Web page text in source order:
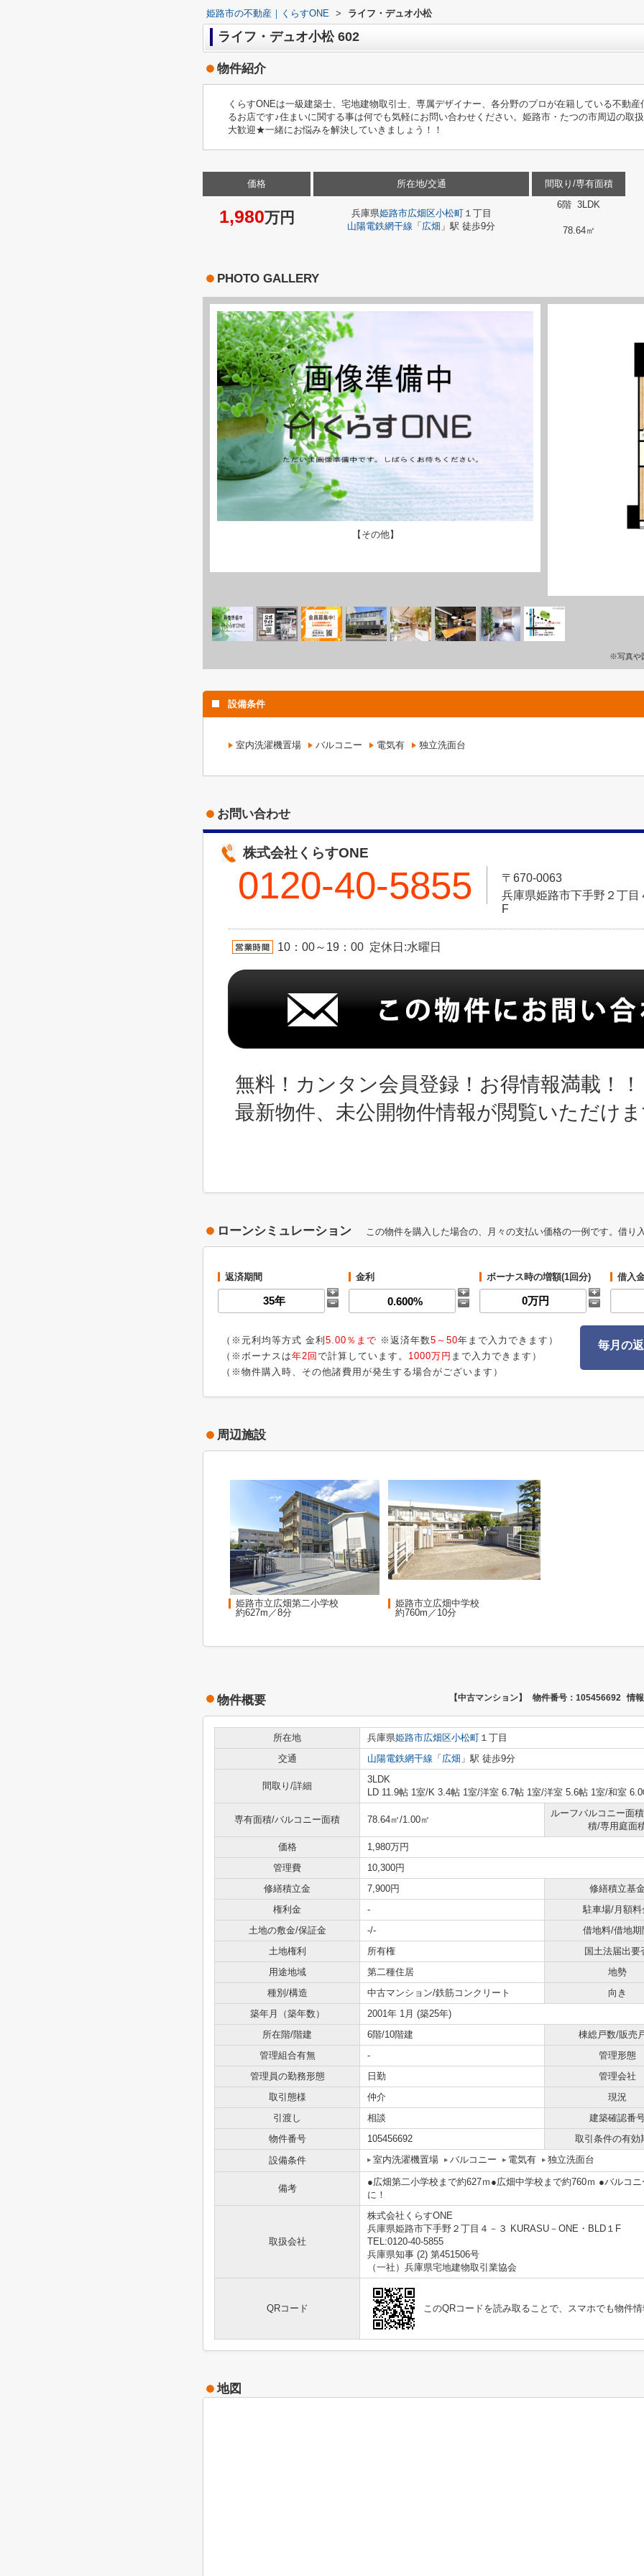
姫路市の不動産｜くらすONE > ライフ・デュオ小松
ライフ・デュオ小松 602
物件紹介
くらすONEは一級建築士、宅地建物取引士、専属デザイナー、各分野のプロが在籍している不動
るお店です♪住まいに関する事は何でも気軽にお問い合わせください。姫路市・たつの市周辺の取
大歓迎★一緒にお悩みを解決していきましょう！！
価格
1,980万円
所在地/交通
兵庫県姫路市広畑区小松町１丁目
山陽電鉄網干線 「 広畑 」駅 徒歩9分
間取り/専有面積
6階 3LDK
78.64㎡
PHOTO GALLERY
【その他】
※写真や
設備条件
室内洗濯機置場 バルコニー 電気有 独立洗面台
お問い合わせ
株式会社くらすONE
0120-40-5855
〒670-0063
兵庫県姫路市下手野２丁
F
10：00～19：00 定休日:水曜日
無料！カンタン会員登録！お得情報満載！！
最新物件、未公開物件情報が閲覧いただけ
ローンシミュレーション この物件を購入した場合の、月々の支払い価格の一例です。借り
返済期間 金利 ボーナス時の増額(1回分) 借入
（※元利均等方式 金利 5.00％まで ※返済年数5～50年まで入力できます）
（※ボーナスは年2回 で計算しています。 1000万円 まで入力できます）
（※物件購入時、その他諸費用が発生する場合がございます）
毎月の
周辺施設
姫路市立広畑第二小学校
約627m／8分
姫路市立広畑中学校
約760m／10分
物件概要 【中古マンション】 物件番号：105456692 情
所在地 兵庫県姫路市広畑区小松町 １丁目
交通
山陽電鉄網干線 「 広畑 」駅 徒歩9分
間取り/詳細
3LDK
LD 11.9帖 1室/K 3.4帖 1室/洋室 6.7帖 1室/洋室 5.6帖 1室/和室
専有面積/バルコニー面積 78.64㎡/1.00㎡
ルーフバルコニー面
積/専用庭面
価格
1,980万円
管理費
10,300円
修繕積立金
7,900円
修繕積立基
権利金
-
駐車場/月額料
土地の敷金/保証金
-/-
借地料/借地期
土地権利
所有権
国土法届出要
用途地域
第二種住居
地勢
種別/構造
中古マンション/鉄筋コンクリート
向き
築年月（築年数）
2001年 1月 (築25年)
所在階/階建
6階/10階建
棟総戸数/販売
管理組合有無
-
管理形態
管理員の勤務形態
日勤
管理会社
取引態様
仲介
現況
引渡し
相談
建築確認番
物件番号
105456692
取引条件の有効
設備条件
室内洗濯機置場 バルコニー 電気有 独立洗面台
備考
●広畑第二小学校まで約627ｍ●広畑中学校まで約760ｍ ●バルコ
に！
取扱会社
株式会社くらすONE
兵庫県姫路市下手野２丁目４－３ KURASU－ONE・BLD１F
TEL:0120-40-5855
兵庫県知事 (2) 第451506号
（一社）兵庫県宅地建物取引業協会
QRコード このQRコードを読み取ることで、スマホでも物件
地図